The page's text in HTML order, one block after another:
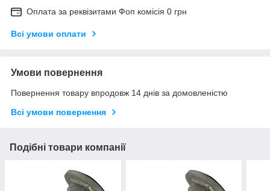
Оплата за реквізитами Фоп комісія 0 грн
Всі умови оплати
Умови повернення
Повернення товару впродовж 14 днів за домовленістю
Всі умови повернення
Подібні товари компанії